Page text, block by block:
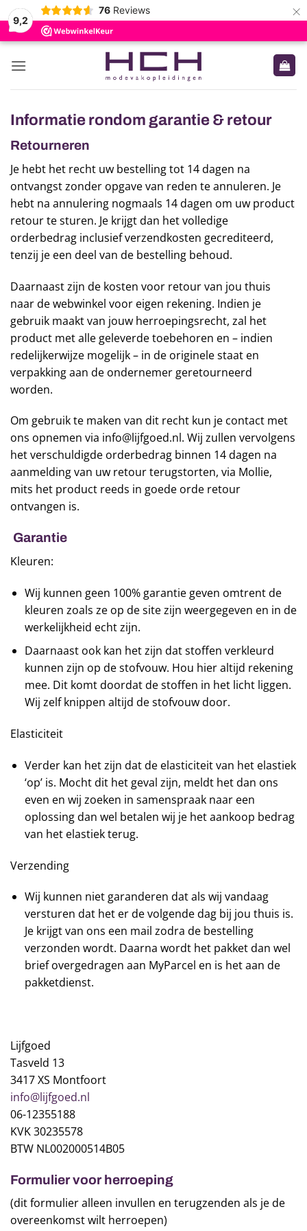
9,2
76 Reviews ×
Ga
naar
Informatie rondom garantie & retour
Retourneren
Je hebt het recht uw bestelling tot 14 dagen na
ontvangst zonder opgave van reden te annuleren. Je
hebt na annulering nogmaals 14 dagen om uw product
retour te sturen. Je krijgt dan het volledige
orderbedrag inclusief verzendkosten gecrediteerd,
tenzij je een deel van de bestelling behoud.
Daarnaast zijn de kosten voor retour van jou thuis
naar de webwinkel voor eigen rekening. Indien je
gebruik maakt van jouw herroepingsrecht, zal het
product met alle geleverde toebehoren en – indien
redelijkerwijze mogelijk – in de originele staat en
verpakking aan de ondernemer geretourneerd
worden.
Om gebruik te maken van dit recht kun je contact met
ons opnemen via info@lijfgoed.nl. Wij zullen vervolgens
het verschuldigde orderbedrag binnen 14 dagen na
aanmelding van uw retour terugstorten, via Mollie,
mits het product reeds in goede orde retour
ontvangen is.
Garantie
Kleuren:
Wij kunnen geen 100% garantie geven omtrent de
kleuren zoals ze op de site zijn weergegeven en in de
werkelijkheid echt zijn.
Daarnaast ook kan het zijn dat stoffen verkleurd
kunnen zijn op de stofvouw. Hou hier altijd rekening
mee. Dit komt doordat de stoffen in het licht liggen.
Wij zelf knippen altijd de stofvouw door.
Elasticiteit
Verder kan het zijn dat de elasticiteit van het elastiek
‘op’ is. Mocht dit het geval zijn, meldt het dan ons
even en wij zoeken in samenspraak naar een
oplossing dan wel betalen wij je het aankoop bedrag
van het elastiek terug.
Verzending
Wij kunnen niet garanderen dat als wij vandaag
versturen dat het er de volgende dag bij jou thuis is.
Je krijgt van ons een mail zodra de bestelling
verzonden wordt. Daarna wordt het pakket dan wel
brief overgedragen aan MyParcel en is het aan de
pakketdienst.
Lijfgoed
Tasveld 13
3417 XS Montfoort
info@lijfgoed.nl
06-12355188
KVK 30235578
BTW NL002000514B05
Formulier voor herroeping
(dit formulier alleen invullen en terugzenden als je de
overeenkomst wilt herroepen)